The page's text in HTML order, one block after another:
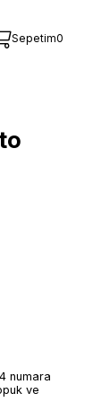
Sepetim0
numara
ve